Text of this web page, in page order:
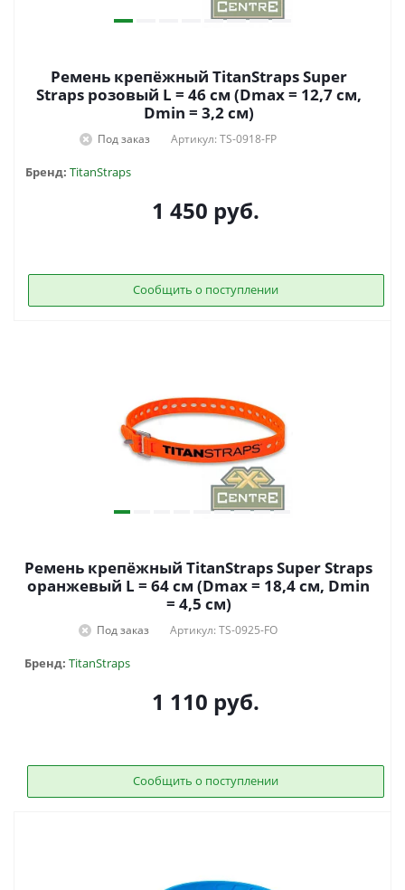
Ремень крепёжный TitanStraps Super
Straps розовый L = 46 см (Dmax = 12,7 см,
Dmin = 3,2 см)
Под заказ Артикул: TS-0918-FP
Бренд: TitanStraps
1 450 руб.
Сообщить о поступлении
Ремень крепёжный TitanStraps Super Straps
оранжевый L = 64 см (Dmax = 18,4 см, Dmin
= 4,5 см)
Под заказ Артикул: TS-0925-FO
Бренд: TitanStraps
1 110 руб.
Сообщить о поступлении